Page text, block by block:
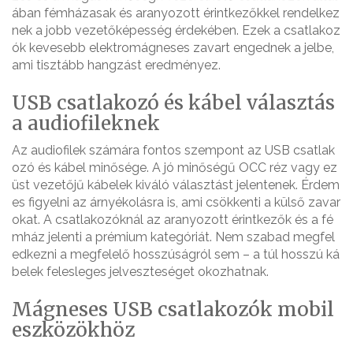
ában fémházasak és aranyozott érintkezőkkel rendelkez
nek a jobb vezetőképesség érdekében. Ezek a csatlakoz
ók kevesebb elektromágneses zavart engednek a jelbe,
ami tisztább hangzást eredményez.
USB csatlakozó és kábel választás
a audiofileknek
Az audiofilek számára fontos szempont az USB csatlak
ozó és kábel minősége. A jó minőségű OCC réz vagy ez
üst vezetőjű kábelek kiváló választást jelentenek. Érdem
es figyelni az árnyékolásra is, ami csökkenti a külső zavar
okat. A csatlakozóknál az aranyozott érintkezők és a fé
mház jelenti a prémium kategóriát. Nem szabad megfel
edkezni a megfelelő hosszúságról sem – a túl hosszú ká
belek felesleges jelveszteséget okozhatnak.
Mágneses USB csatlakozók mobil
eszközökhöz